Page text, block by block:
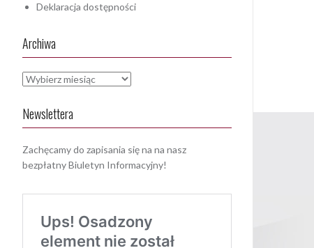
Deklaracja dostępności
Archiwa
Archiwa
Newslettera
Zachęcamy do zapisania się na na nasz
bezpłatny Biuletyn Informacyjny!